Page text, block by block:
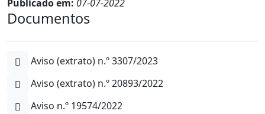
Publicado em: 07-07-2022
Documentos
Aviso (extrato) n.º 3307/2023
Aviso (extrato) n.º 20893/2022
Aviso n.º 19574/2022